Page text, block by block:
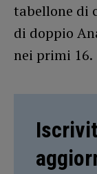
tabellone di
di doppio
nei primi 16.